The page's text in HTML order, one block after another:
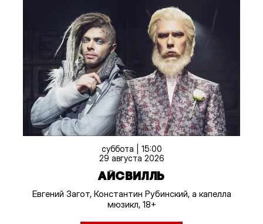
суббота | 15:00
29 августа 2026
АЙСВИЛЛЬ
Евгений Загот, Константин Рубинский, а капелла
мюзикл, 18+